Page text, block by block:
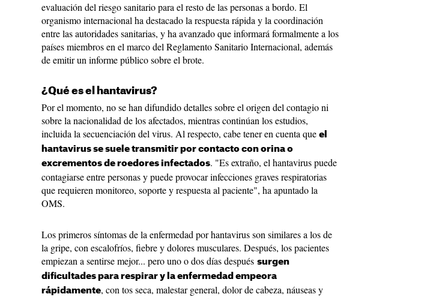
evaluación del riesgo sanitario para el resto de las personas a bordo. El
organismo internacional ha destacado la respuesta rápida y la coordinación
entre las autoridades sanitarias, y ha avanzado que informará formalmente a los
países miembros en el marco del Reglamento Sanitario Internacional, además
de emitir un informe público sobre el brote.
¿Qué es el hantavirus?
Por el momento, no se han difundido detalles sobre el origen del contagio ni
sobre la nacionalidad de los afectados, mientras continúan los estudios,
incluida la secuenciación del virus. Al respecto, cabe tener en cuenta que el
hantavirus se suele transmitir por contacto con orina o
excrementos de roedores infectados. "Es extraño, el hantavirus puede
contagiarse entre personas y puede provocar infecciones graves respiratorias
que requieren monitoreo, soporte y respuesta al paciente", ha apuntado la
OMS.
Los primeros síntomas de la enfermedad por hantavirus son similares a los de
la gripe, con escalofríos, fiebre y dolores musculares. Después, los pacientes
empiezan a sentirse mejor... pero uno o dos días después surgen
dificultades para respirar y la enfermedad empeora
rápidamente, con tos seca, malestar general, dolor de cabeza, náuseas y